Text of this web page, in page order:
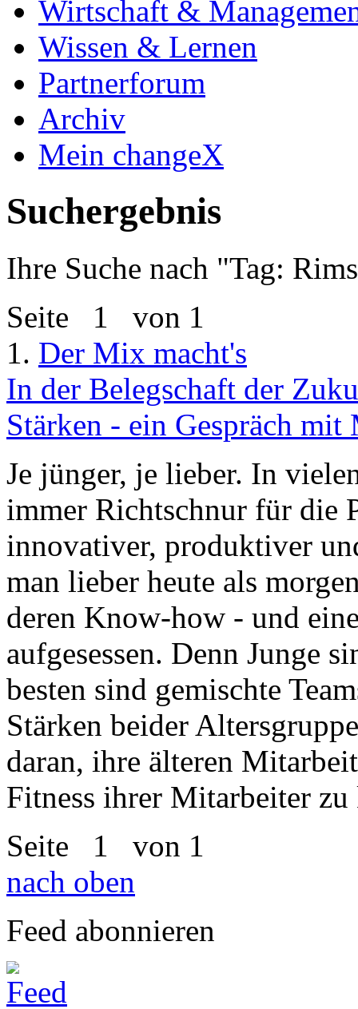
Wirtschaft &
Wissen & Lernen
Partnerforum
Archiv
Mein changeX
Suchergebnis
Ihre Suche nach "Tag:
Seite 1 von 1
1. Der Mix macht's
In der Belegschaft der
Stärken - ein Gespräch
Je jünger, je lieber. In
immer Richtschnur für die
innovativer, produktiver
man lieber heute als
deren Know-how - und
aufgesessen. Denn Junge
besten sind gemischte
Stärken beider
daran, ihre älteren
Fitness ihrer Mitarbeiter
Seite 1 von 1
nach oben
Feed abonnieren